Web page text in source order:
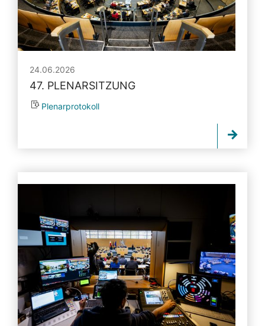
24.06.2026
47. PLENARSITZUNG
Plenarprotokoll